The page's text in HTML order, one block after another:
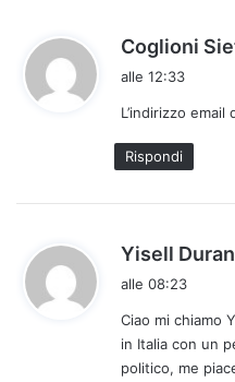
Coglioni
alle 12:33
L’indirizzo email
Rispondi
Yisell Duran
alle 08:23
Ciao mi chiamo
in Italia con un
politico, me